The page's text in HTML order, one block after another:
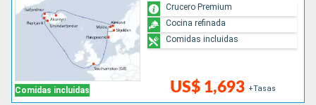
Comidas incluidas US$ 1,693 +Tasas
Crucero Premium
Cocina refinada
Comidas incluidas